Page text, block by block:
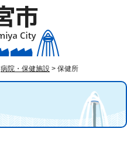
病院・保健施設 > 保健所